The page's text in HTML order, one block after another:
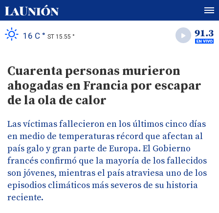
16 C ° ST 15.55 °
Cuarenta personas murieron
ahogadas en Francia por escapar
de la ola de calor
Las víctimas fallecieron en los últimos cinco días
en medio de temperaturas récord que afectan al
país galo y gran parte de Europa. El Gobierno
francés confirmó que la mayoría de los fallecidos
son jóvenes, mientras el país atraviesa uno de los
episodios climáticos más severos de su historia
reciente.